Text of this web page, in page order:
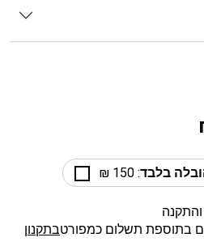
בלבד: 150 ₪
בתוספת תשלום כמפורטבתקנון